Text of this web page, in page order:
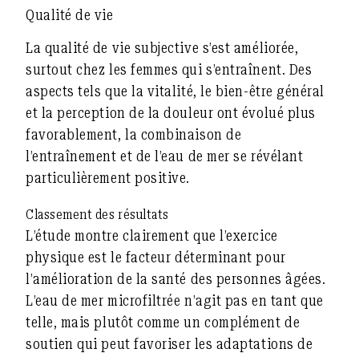
Qualité de vie
La qualité de vie subjective s’est améliorée,
surtout chez les femmes qui s’entraînent. Des
aspects tels que la vitalité, le bien-être général
et la perception de la douleur ont évolué plus
favorablement, la combinaison de
l’entraînement et de l’eau de mer se révélant
particulièrement positive.
Classement des résultats
L’étude montre clairement quel’exercice
physique estle facteur déterminant pour
l’amélioration de la santé des personnes âgées.
L’eau de mer microfiltrée n’agit pas en tant que
telle, mais plutôt comme uncomplément de
soutien qui peut favoriser les adaptations de